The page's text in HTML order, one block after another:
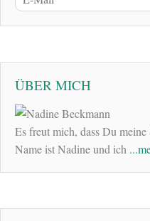
ÜBER MICH
Es freut mich, dass Du
Name ist Nadine und ich